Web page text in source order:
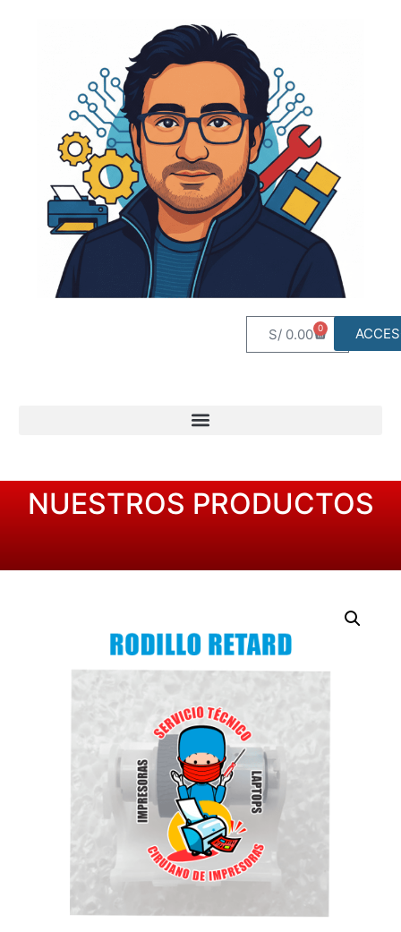
S/ 0.00 0
NUESTROS PRODUCTOS